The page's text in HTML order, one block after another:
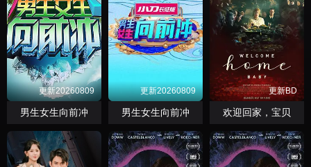
更新20260809
男生女生向前冲
更新20260809
男生女生向前冲
更新BD
欢迎回家，宝贝